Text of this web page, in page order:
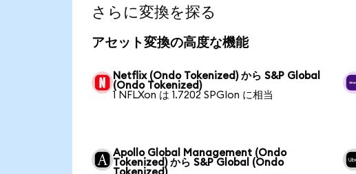
さらに変換を探る
アセット変換の高度な機能
Netflix (Ondo Tokenized) から S&P Global
(Ondo Tokenized)
1 NFLXon は 1.7202 SPGIon に相当
Apollo Global Management (Ondo
Tokenized) から S&P Global (Ondo